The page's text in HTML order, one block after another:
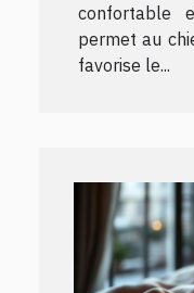
confortable
permet au
favorise le...